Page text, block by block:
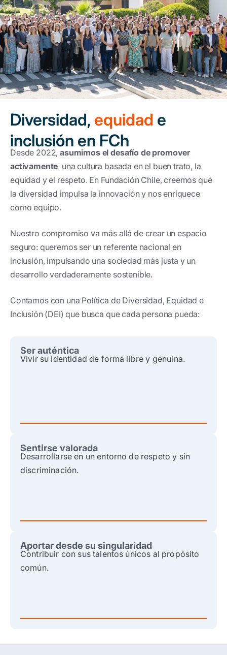
Diversidad, equidad e
inclusión en FCh
Desde 2022,asumimos el desafío de promover
activamente una cultura basada en el buen trato, la
equidad y el respeto. En Fundación Chile, creemos que
la diversidad impulsa la innovación y nos enriquece
como equipo.
Nuestro compromiso va más allá de crear un espacio
seguro: queremos ser un referente nacional en
inclusión, impulsando una sociedad más justa y un
desarrollo verdaderamente sostenible.
Contamos con una Política de Diversidad, Equidad e
Inclusión (DEI) que busca que cada persona pueda:
Ser auténtica
Vivir su identidad de forma libre y genuina.
Sentirse valorada
Desarrollarse en un entorno de respeto y sin
discriminación.
Aportar desde su singularidad
Contribuir con sus talentos únicos al propósito
común.